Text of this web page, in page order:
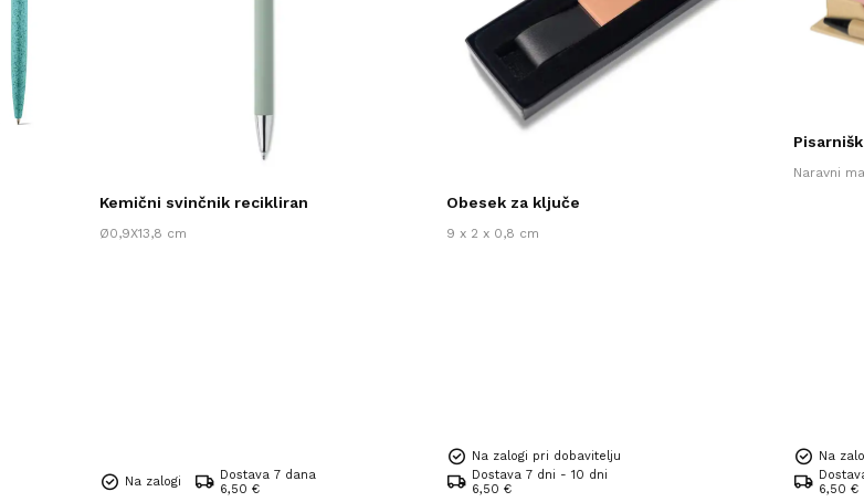
Kemični svinčnik recikliran
Ø0,9X13,8 cm
Na zalogi
Dostava 7 dana
6,50 €
Obesek za ključe
9 x 2 x 0,8 cm
Na zalogi pri dobavitelju
Dostava 7 dni - 10 dni
6,50 €
Naravni
Na
6,50 €